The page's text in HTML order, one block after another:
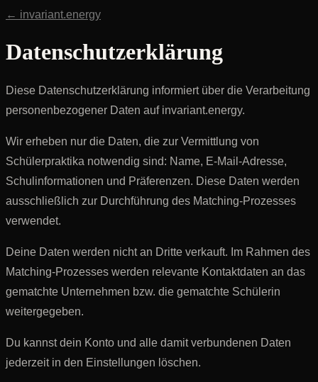
← invariant.energy
Datenschutzerklärung
Diese Datenschutzerklärung informiert über die Verarbeitung
personenbezogener Daten auf invariant.energy.
Wir erheben nur die Daten, die zur Vermittlung von
Schülerpraktika notwendig sind: Name, E-Mail-Adresse,
Schulinformationen und Präferenzen. Diese Daten werden
ausschließlich zur Durchführung des Matching-Prozesses
verwendet.
Deine Daten werden nicht an Dritte verkauft. Im Rahmen des
Matching-Prozesses werden relevante Kontaktdaten an das
gematchte Unternehmen bzw. die gematchte Schülerin
weitergegeben.
Du kannst dein Konto und alle damit verbundenen Daten
jederzeit in den Einstellungen löschen.